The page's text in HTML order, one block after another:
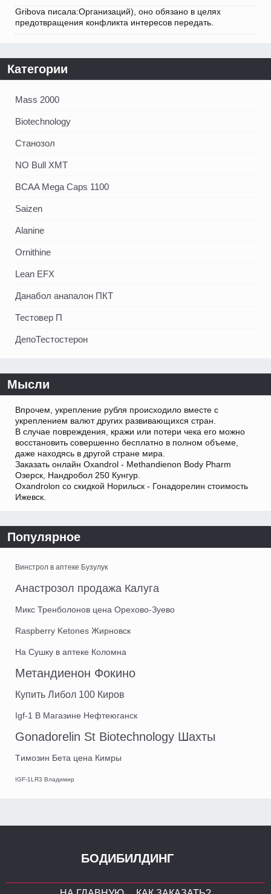
Gribova писала:Организаций), оно обязано в целях
предотвращения конфликта интересов передать.
Категории
Mass 2000
Biotechnology
Станозол
NO Bull XMT
BCAA Mega Caps 1100
Saizen
Alanine
Ornithine
Lean EFX
Данабол анапалон ПКТ
Тестовер П
ДепоТестостерон
Мысли
Впрочем, укрепление рубля происходило вместе с
укреплением валют других развивающихся стран.
В случае повреждения, кражи или потери чека его можно
восстановить совершенно бесплатно в полном объеме,
даже находясь в другой стране мира.
Заказать онлайн Oxandrol - Methandienon Body Pharm
Озерск, Нандробол 250 Кунгур.
Oxandrolon со скидкой Норильск - Гонадорелин стоимость
Ижевск.
Популярное
Винстрол в аптеке Бузулук
Анастрозол продажа Калуга
Микс Тренболонов цена Орехово-Зуево
Raspberry Ketones Жирновск
На Сушку в аптеке Коломна
Метандиенон Фокино
Купить Либол 100 Киров
Igf-1 В Магазине Нефтеюганск
Gonadorelin St Biotechnology Шахты
Tимозин Бета цена Кимры
IGF-1LR3 Владимир
БОДИБИЛДИНГ